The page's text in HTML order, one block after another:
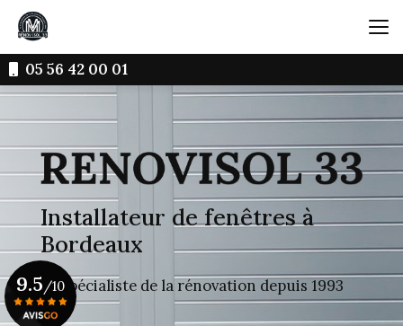
Aller
contenu
principal05 56 42 00 01
Installateur de fenêtres à
Bordeaux
Le spécialiste de la rénovation depuis 1993
9.5 /10